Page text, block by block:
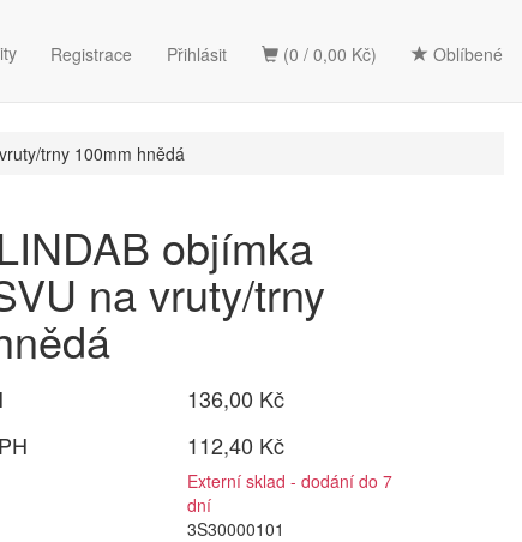
(0 / 0,00 Kč) Oblíbené
Registrace Přihlásit
trny 100mm hnědá
objímka
na vruty/trny
136,00 Kč
112,40 Kč
Externí sklad - dodání do 7
dní
3S30000101